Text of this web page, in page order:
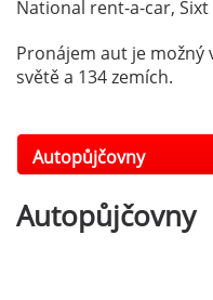
National rent-a-car,
Pronájem aut je možný
světě a 134 zemích.
Autopůjčovny
Autopůjčovny